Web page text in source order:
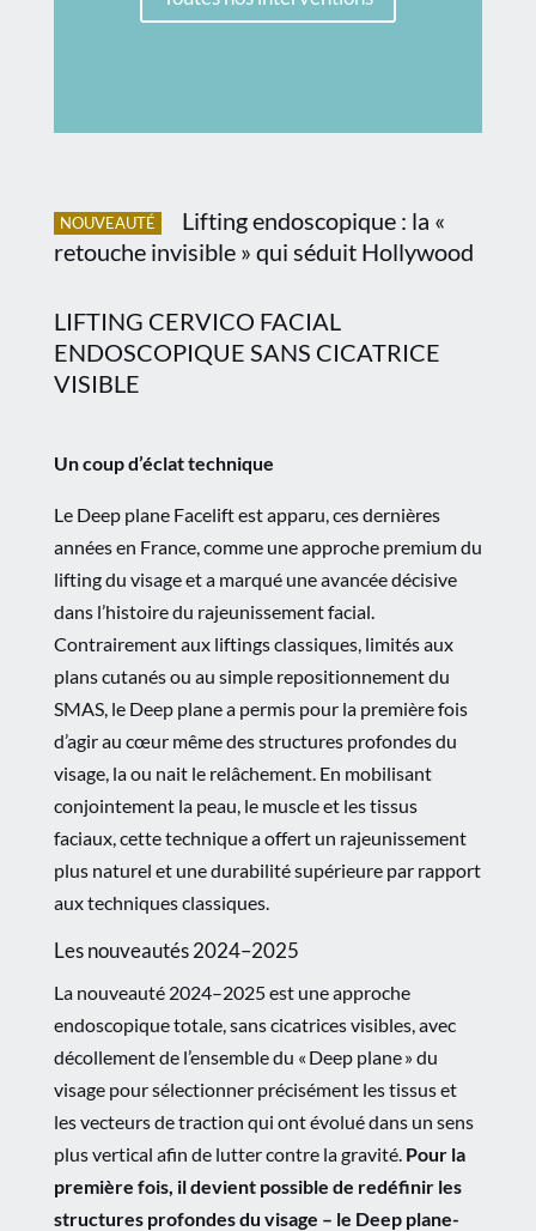
NOUVEAUTÉ
Lifting endoscopique : la «
retouche invisible » qui séduit Hollywood
LIFTING CERVICO FACIAL
ENDOSCOPIQUE SANS CICATRICE
VISIBLE
Un coup d’éclat technique
Le Deep plane Facelift est apparu, ces dernières
années en France, comme une approche premium du
lifting du visage et a marqué une avancée décisive
dans l’histoire du rajeunissement facial.
Contrairement aux liftings classiques, limités aux
plans cutanés ou au simple repositionnement du
SMAS, le Deep plane a permis pour la première fois
d’agir au cœur même des structures profondes du
visage, la ou nait le relâchement. En mobilisant
conjointement la peau, le muscle et les tissus
faciaux, cette technique a offert un rajeunissement
plus naturel et une durabilité supérieure par rapport
aux techniques classiques.
Les nouveautés 2024–2025
La nouveauté 2024–2025 est une approche
endoscopique totale, sans cicatrices visibles, avec
décollement de l’ensemble du « Deep plane » du
visage pour sélectionner précisément les tissus et
les vecteurs de traction qui ont évolué dans un sens
plus vertical afin de lutter contre la gravité. Pour la
première fois, il devient possible de redéfinir les
structures profondes du visage – le Deep plane-